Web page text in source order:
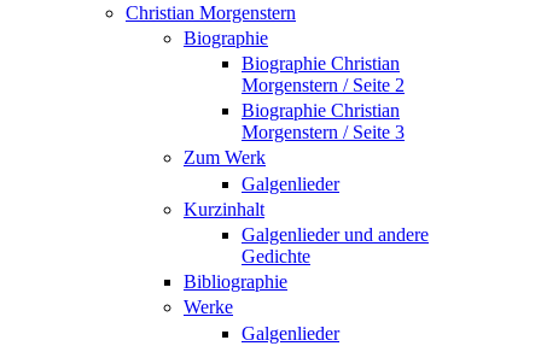
Christian Morgenstern
Biographie
Biographie Christian
Morgenstern / Seite 2
Biographie Christian
Morgenstern / Seite 3
Zum Werk
Galgenlieder
Kurzinhalt
Galgenlieder und andere
Gedichte
Bibliographie
Werke
Galgenlieder